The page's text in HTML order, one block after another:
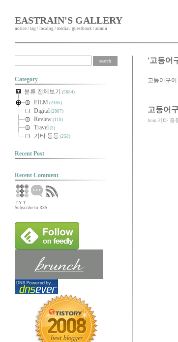
EASTRAIN'S GALLERY
notice / tag / localog / media / guestbook / admin
Category
분류 전체보기 (5684)
FILM (2465)
Digital (2807)
Review (110)
Travel (3)
기타 등등 (258)
Recent Post
Recent Comment
T Y T
Subscribe to RSS
'고등어
고등어구
고등어
from 기타 등